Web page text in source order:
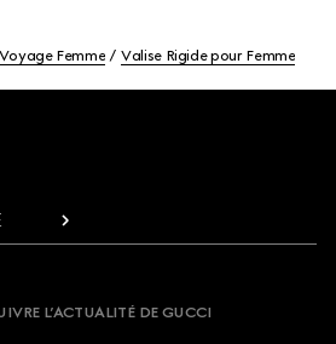
Femme Valise Rigide pour Femme
L’ACTUALITÉ DE GUCCI